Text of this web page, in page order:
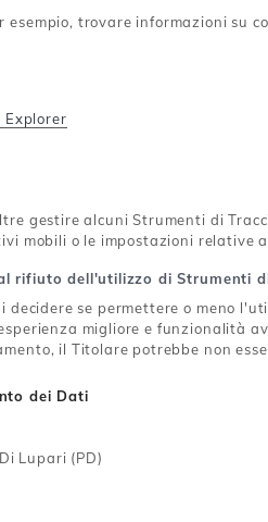
esempio, trovare informazioni su
Explorer
gestire alcuni Strumenti di
mobili o le impostazioni relative
rifiuto dell'utilizzo di Strumenti
decidere se permettere o meno
migliore e funzionalità
il Titolare potrebbe non
dei Dati
Lupari (PD)